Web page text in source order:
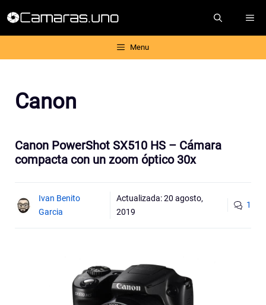
Menu
Canon
Canon PowerShot SX510 HS – Cámara
compacta con un zoom óptico 30x
Ivan Benito
Garcia
Actualizada:20 agosto,
2019
1